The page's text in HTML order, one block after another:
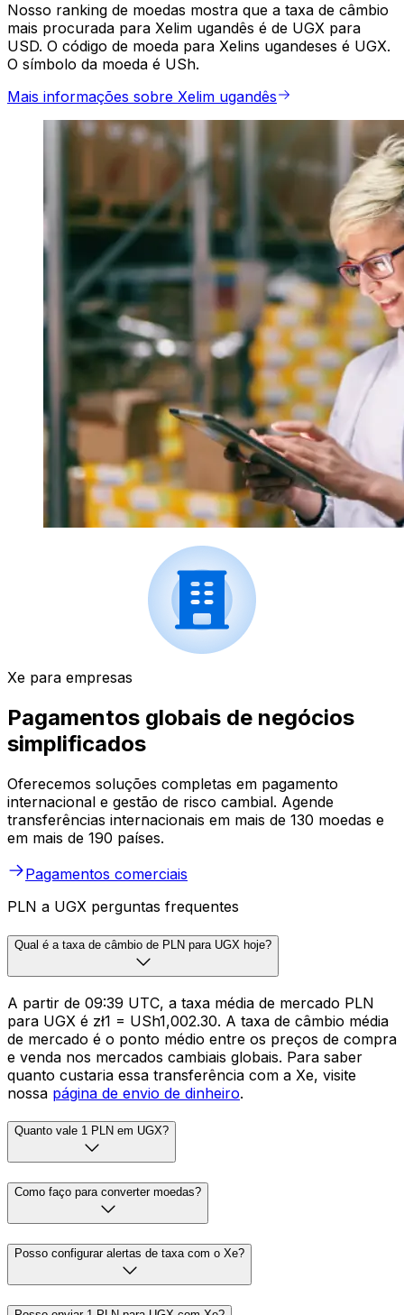
Nosso ranking de moedas mostra que a taxa de câmbio
mais procurada para Xelim ugandês é de UGX para
USD. O código de moeda para Xelins ugandeses é UGX.
O símbolo da moeda é USh.
Mais informações sobre Xelim ugandês
Xe para empresas
Pagamentos globais de negócios
simplificados
Oferecemos soluções completas em pagamento
internacional e gestão de risco cambial. Agende
transferências internacionais em mais de 130 moedas e
em mais de 190 países.
Pagamentos comerciais
PLN a UGX perguntas frequentes
Qual é a taxa de câmbio de PLN para UGX hoje?
A partir de 09:39 UTC, a taxa média de mercado PLN
para UGX é zł1 = USh1,002.30. A taxa de câmbio média
de mercado é o ponto médio entre os preços de compra
e venda nos mercados cambiais globais. Para saber
quanto custaria essa transferência com a Xe, visite
nossa página de envio de dinheiro.
Quanto vale 1 PLN em UGX?
Como faço para converter moedas?
Posso configurar alertas de taxa com o Xe?